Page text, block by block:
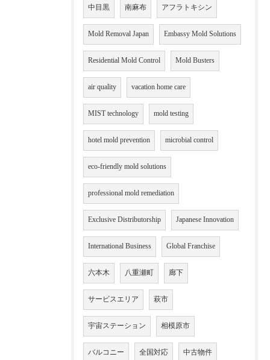
中目黒 南麻布 アフラトキシン
Mold Removal Japan Embassy Mold Solutions
Residential Mold Control Mold Busters
air quality vacation home care
MIST technology mold testing
hotel mold prevention microbial control
eco-friendly mold solutions
professional mold remediation
Exclusive Distributorship Japanese Innovation
International Business Global Franchise
六本木 八重瀬町 廊下
サービスエリア 萩市
宇宙ステーション 相模原市
バルコニー 全国対応 中古物件